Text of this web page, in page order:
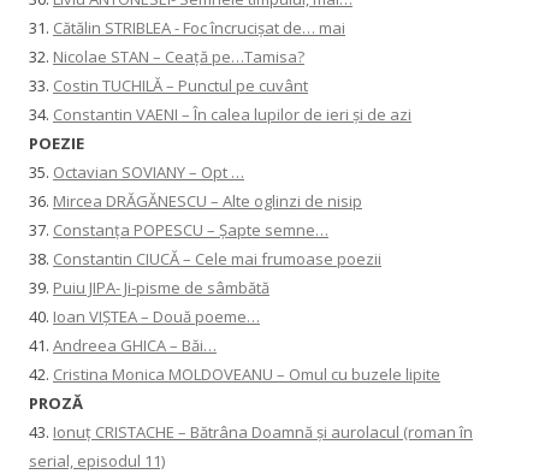
31. Cătălin STRIBLEA - Foc încrucișat de… mai
32. Nicolae STAN – Ceață pe…Tamisa?
33. Costin TUCHILĂ – Punctul pe cuvânt
34. Constantin VAENI – În calea lupilor de ieri și de azi
POEZIE
35. Octavian SOVIANY – Opt …
36. Mircea DRĂGĂNESCU – Alte oglinzi de nisip
37. Constanţa POPESCU – Șapte semne…
38. Constantin CIUCĂ – Cele mai frumoase poezii
39. Puiu JIPA- Ji-pisme de sâmbătă
40. Ioan VIȘTEA – Două poeme…
41. Andreea GHICA – Băi…
42. Cristina Monica MOLDOVEANU – Omul cu buzele lipite
PROZĂ
43. Ionuţ CRISTACHE – Bătrâna Doamnă și aurolacul (roman în
serial, episodul 11)